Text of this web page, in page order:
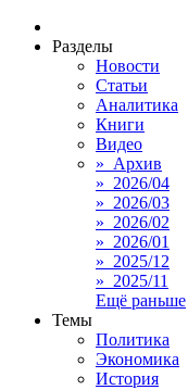
Разделы
Новости
Статьи
Аналитика
Книги
Видео
» Архив
» 2026/04
» 2026/03
» 2026/02
» 2026/01
» 2025/12
» 2025/11
Ещё раньше
Темы
Политика
Экономика
История